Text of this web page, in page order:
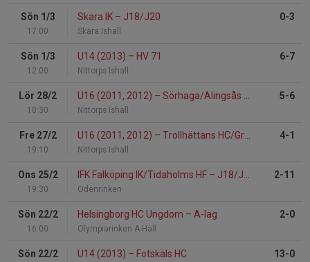
Sön 1/3
17:00
Skara IK – J18/J20
Skara Ishall
0-3
Sön 1/3
12:00
U14 (2013) – HV 71
Nittorps Ishall
6-7
Lör 28/2
10:30
U16 (2011, 2012) – Sörhaga/Alingsås HK
Nittorps Ishall
5-6
Fre 27/2
19:10
U16 (2011, 2012) – Trollhättans HC/Grästorps IK
Nittorps Ishall
4-1
Ons 25/2
19:30
IFK Falköping IK/Tidaholms HF – J18/J20
Odenrinken
2-11
Sön 22/2
16:00
Helsingborg HC Ungdom – A-lag
Olympiarinken A-Hall
2-0
Sön 22/2 U14 (2013) – Fotskäls HC 13-0